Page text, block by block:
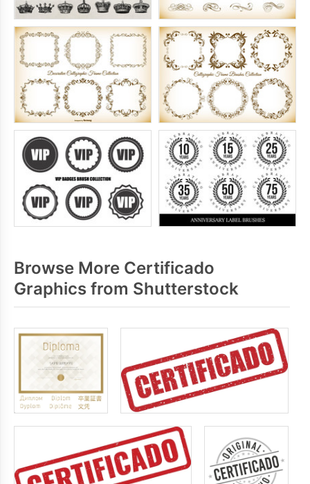
Browse More Certificado
Graphics from Shutterstock